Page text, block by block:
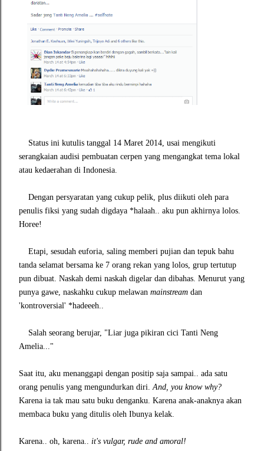
Status ini kutulis tanggal 14 Maret 2014, usai mengikuti
serangkaian audisi pembuatan cerpen yang mengangkat tema lokal
atau kedaerahan di Indonesia.
Dengan persyaratan yang cukup pelik, plus diikuti oleh para
penulis fiksi yang sudah digdaya *halaah.. aku pun akhirnya lolos.
Horee!
Etapi, sesudah euforia, saling memberi pujian dan tepuk bahu
tanda selamat bersama ke 7 orang rekan yang lolos, grup tertutup
pun dibuat. Naskah demi naskah digelar dan dibahas. Menurut yang
punya gawe, naskahku cukup melawan mainstream dan
'kontroversial' *hadeeeh..
Salah seorang berujar, "Liar juga pikiran cici Tanti Neng
Amelia..."
Saat itu, aku menanggapi dengan positip saja sampai.. ada satu
orang penulis yang mengundurkan diri. And, you know why?
Karena ia tak mau satu buku denganku. Karena anak-anaknya akan
membaca buku yang ditulis oleh Ibunya kelak.
Karena.. oh, karena.. it's vulgar, rude and amoral!